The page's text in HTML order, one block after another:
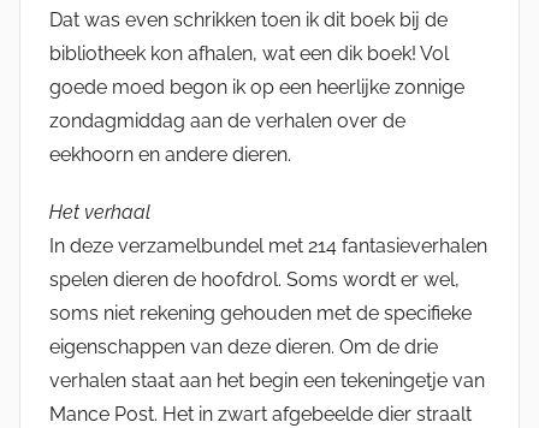
Dat was even schrikken toen ik dit boek bij de
bibliotheek kon afhalen, wat een dik boek! Vol
goede moed begon ik op een heerlijke zonnige
zondagmiddag aan de verhalen over de
eekhoorn en andere dieren.
Het verhaal
In deze verzamelbundel met 214 fantasieverhalen
spelen dieren de hoofdrol. Soms wordt er wel,
soms niet rekening gehouden met de specifieke
eigenschappen van deze dieren. Om de drie
verhalen staat aan het begin een tekeningetje van
Mance Post. Het in zwart afgebeelde dier straalt